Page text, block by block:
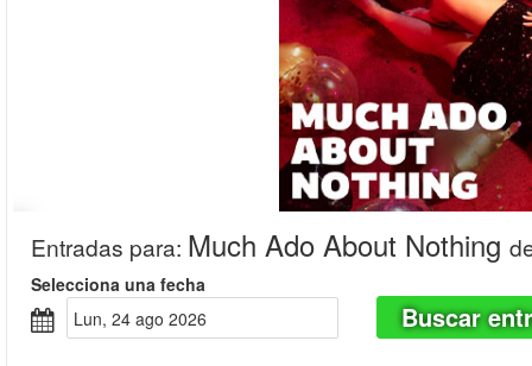
Entradas para: Much Ado About Nothing
Selecciona una fecha
lun, 24 ago 2026
Buscar